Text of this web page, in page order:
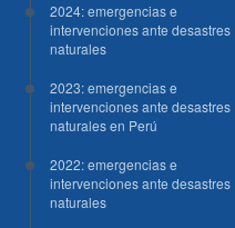
2024: emergencias e
intervenciones ante desastres
naturales
2023: emergencias e
intervenciones ante desastres
naturales en Perú
2022: emergencias e
intervenciones ante desastres
naturales